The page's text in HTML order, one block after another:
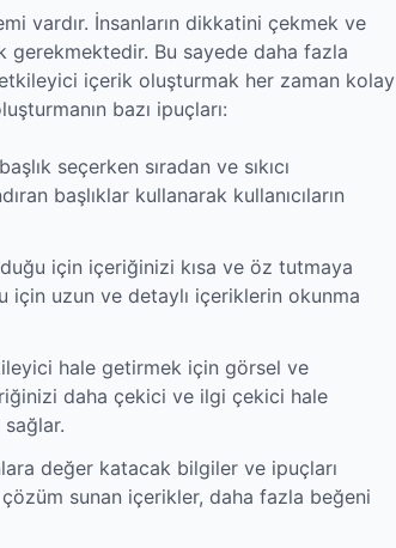
vardır. İnsanların dikkatini çekmek ve
Bu sayede daha fazla
içerik oluşturmak her zaman kolay
bazı ipuçları:
seçerken sıradan ve sıkıcı
başlıklar kullanarak kullanıcıların
için içeriğinizi kısa ve öz tutmaya
için uzun ve detaylı içeriklerin okunma
hale getirmek için görsel ve
daha çekici ve ilgi çekici hale
değer katacak bilgiler ve ipuçları
sunan içerikler, daha fazla beğeni